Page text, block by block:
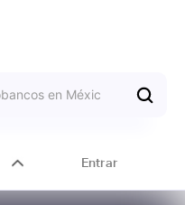
Entrar